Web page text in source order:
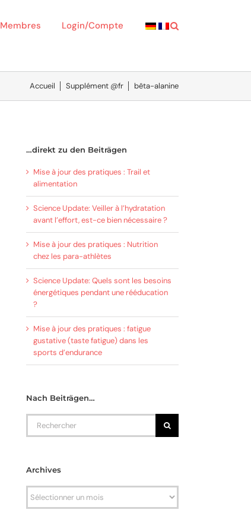
Membres Login/Compte
Accueil Supplément @fr bêta-alanine
…direkt zu den Beiträgen
Mise à jour des pratiques : Trail et
alimentation
Science Update: Veiller à l’hydratation
avant l’effort, est-ce bien nécessaire ?
Mise à jour des pratiques : Nutrition
chez les para-athlètes
Science Update: Quels sont les besoins
énergétiques pendant une rééducation
?
Mise à jour des pratiques : fatigue
gustative (taste fatigue) dans les
sports d’endurance
Nach Beiträgen…
Rechercher
Archives
Archives